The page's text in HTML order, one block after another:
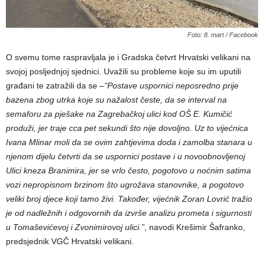
Foto: 8. mart / Facebook
O svemu tome raspravljala je i Gradska četvrt Hrvatski velikani na
svojoj posljednjoj sjednici. Uvažili su probleme koje su im uputili
građani te zatražili da se –“Postave uspornici neposredno prije
bazena zbog utrka koje su nažalost česte, da se interval na
semaforu za pješake na Zagrebačkoj ulici kod OŠ E. Kumičić
produži, jer traje cca pet sekundi što nije dovoljno. Uz to vijećnica
Ivana Mlinar moli da se ovim zahtjevima doda i zamolba stanara u
njenom dijelu četvrti da se uspornici postave i u novoobnovljenoj
Ulici kneza Branimira, jer se vrlo često, pogotovo u noćnim satima
vozi nepropisnom brzinom što ugrožava stanovnike, a pogotovo
veliki broj djece koji tamo živi. Također, vijećnik Zoran Lovrić tražio
je od nadležnih i odgovornih da izvrše analizu prometa i sigurnosti
u Tomaševićevoj i Zvonimirovoj ulici.”, navodi Krešimir Šafranko,
predsjednik VGČ Hrvatski velikani.